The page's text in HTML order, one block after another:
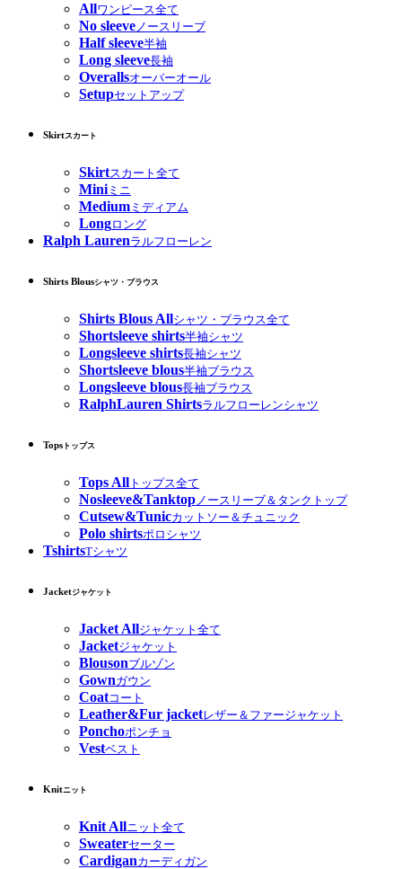
Allワンピース全て
No sleeveノースリーブ
Half sleeve半袖
Long sleeve長袖
Overallsオーバーオール
Setupセットアップ
Skirtスカート
Skirtスカート全て
Miniミニ
Medium ミディアム
Longロング
Ralph Laurenラルフローレン
Shirts Blousシャツ・ブラウス
Shirts Blous Allシャツ・ブラウス全て
Shortsleeve shirts半袖シャツ
Longsleeve shirts長袖シャツ
Shortsleeve blous半袖ブラウス
Longsleeve blous長袖ブラウス
RalphLauren Shirtsラルフローレンシャツ
Tops トップス
Tops All トップス全て
Nosleeve&Tanktop ノースリーブ＆タンクトップ
Cutsew&Tunicカットソー＆チュニック
Polo shirtsポロシャツ
TshirtsTシャツ
Jacketジャケット
Jacket Allジャケット全て
Jacketジャケット
Blousonブルゾン
Gownガウン
Coatコート
Leather&Fur jacketレザー＆ファージャケット
Ponchoポンチョ
Vestベスト
Knitニット
Knit Allニット全て
Sweaterセーター
Cardiganカーディガン